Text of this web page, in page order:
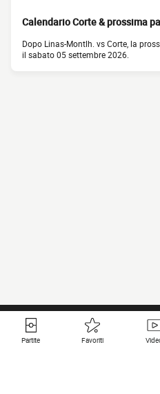
Calendario Corte & prossima
Dopo Linas-Montlh. vs Corte, la
il sabato 05 settembre 2026.
Partite Favoriti